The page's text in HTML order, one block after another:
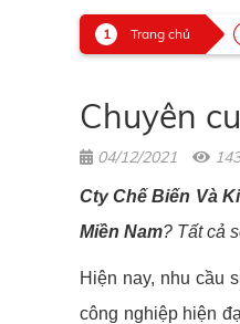
Trang chủ
Chuyên
04/12/2021
Cty Chế Biến Và
Miền Nam? Tất cả
Hiện nay, nhu cầu
công nghiệp hiện